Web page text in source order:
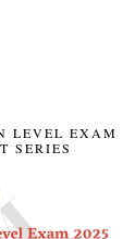
LEVEL EXAM
SERIES